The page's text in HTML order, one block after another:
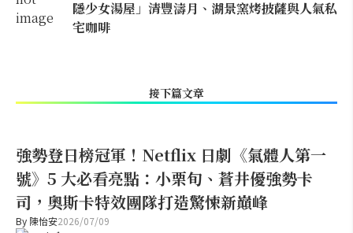
隱少女湯屋」清豐濤月、湖景窯烤披薩與人氣私
宅咖啡
接下篇文章
強勢登日榜冠軍！Netflix 日劇《氣體人第一
號》5 大必看亮點：小栗旬、蒼井優強勢卡
司，奧斯卡特效團隊打造驚悚新巔峰
By 陳怡安2026/07/09